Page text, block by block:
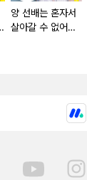
양 선배는 혼자서
살아갈 수 없어